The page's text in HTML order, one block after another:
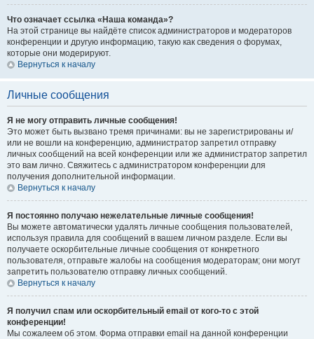
Что означает ссылка «Наша команда»?
На этой странице вы найдёте список администраторов и модераторов
конференции и другую информацию, такую как сведения о форумах,
которые они модерируют.
Вернуться к началу
Личные сообщения
Я не могу отправить личные сообщения!
Это может быть вызвано тремя причинами: вы не зарегистрированы и/
или не вошли на конференцию, администратор запретил отправку
личных сообщений на всей конференции или же администратор запретил
это вам лично. Свяжитесь с администратором конференции для
получения дополнительной информации.
Вернуться к началу
Я постоянно получаю нежелательные личные сообщения!
Вы можете автоматически удалять личные сообщения пользователей,
используя правила для сообщений в вашем личном разделе. Если вы
получаете оскорбительные личные сообщения от конкретного
пользователя, отправьте жалобы на сообщения модераторам; они могут
запретить пользователю отправку личных сообщений.
Вернуться к началу
Я получил спам или оскорбительный email от кого-то с этой
конференции!
Мы сожалеем об этом. Форма отправки email на данной конференции